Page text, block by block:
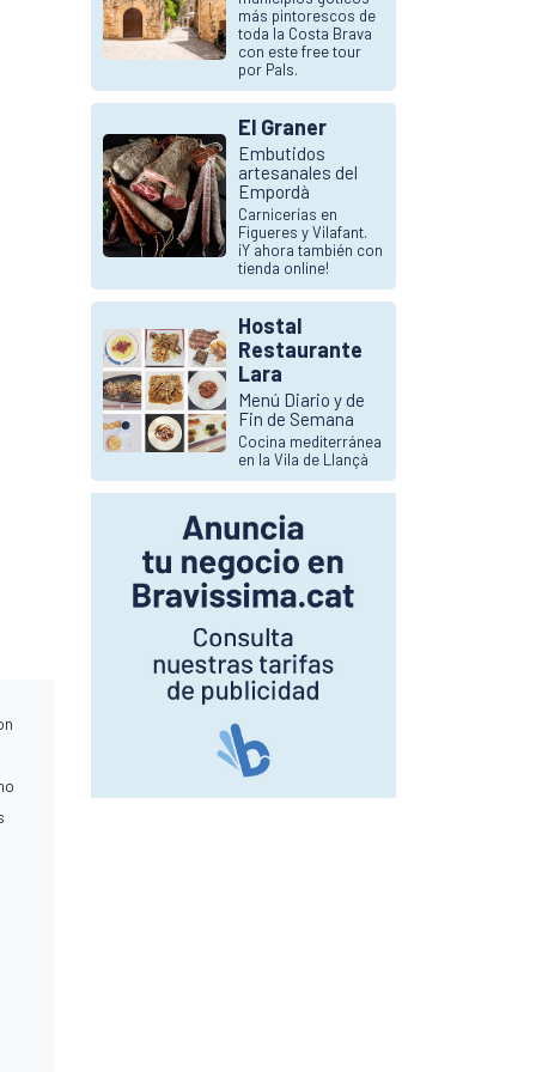
más pintorescos de
toda la Costa Brava
con este free tour
por Pals.
El Graner
Embutidos
artesanales del
Empordà
Carnicerías en
Figueres y Vilafant.
¡Y ahora también con
tienda online!
Hostal
Restaurante
Lara
Menú Diario y de
Fin de Semana
Cocina mediterránea
en la Vila de Llançà